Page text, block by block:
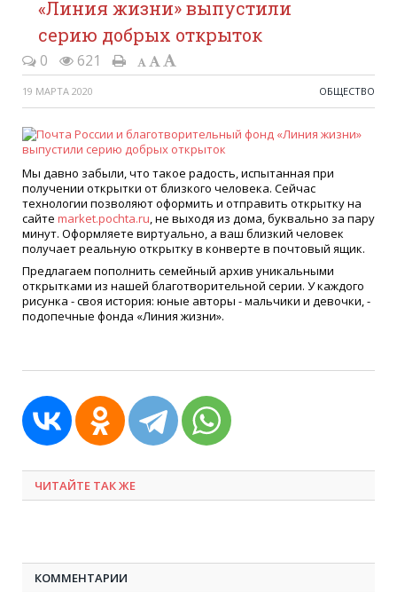
«Линия жизни» выпустили
серию добрых открыток
0 621
19 МАРТА 2020 ОБЩЕСТВО
Мы давно забыли, что такое радость, испытанная при
получении открытки от близкого человека. Сейчас
технологии позволяют оформить и отправить открытку на
сайте market.pochta.ru, не выходя из дома, буквально за пару
минут. Оформляете виртуально, а ваш близкий человек
получает реальную открытку в конверте в почтовый ящик.
Предлагаем пополнить семейный архив уникальными
открытками из нашей благотворительной серии. У каждого
рисунка - своя история: юные авторы - мальчики и девочки, -
подопечные фонда «Линия жизни».
ЧИТАЙТЕ ТАК ЖЕ
КОММЕНТАРИИ